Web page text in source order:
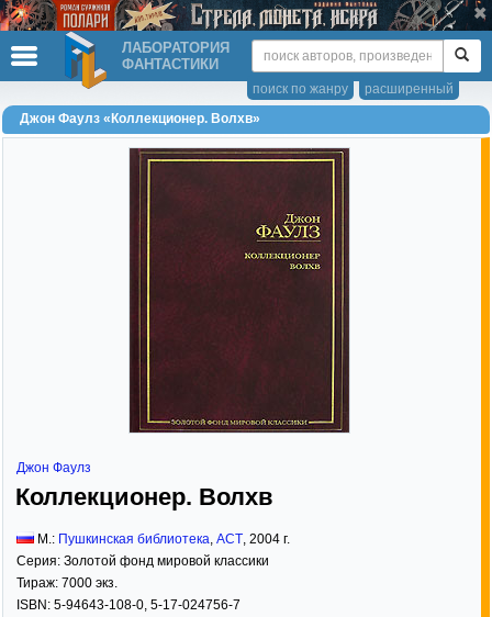
ЛАБОРАТОРИЯ
ФАНТАСТИКИ
расширенный
поиск по жанру
Джон Фаулз «Коллекционер. Волхв»
Джон Фаулз
Коллекционер. Волхв
М.: Пушкинская библиотека, АСТ, 2004 г.
Серия: Золотой фонд мировой классики
Тираж: 7000 экз.
ISBN: 5-94643-108-0, 5-17-024756-7